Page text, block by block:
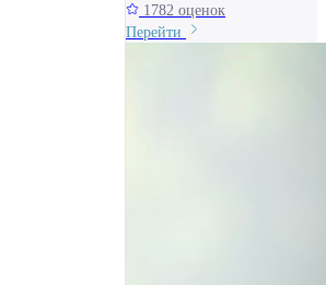
1782 оценок
Перейти